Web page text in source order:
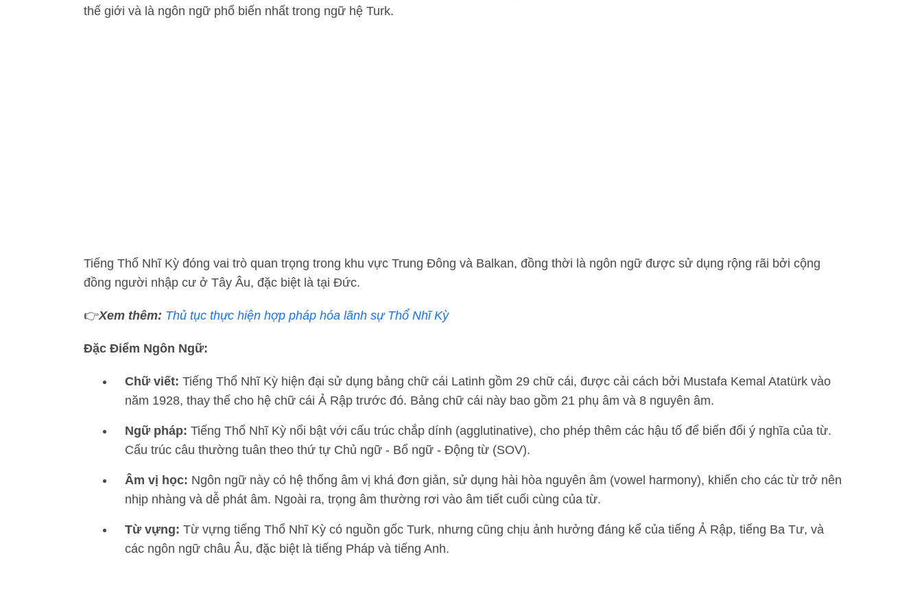
thế giới và là ngôn ngữ phổ biến nhất trong ngữ hệ Turk.
Tiếng Thổ Nhĩ Kỳ đóng vai trò quan trọng trong khu vực Trung Đông và Balkan, đồng thời là ngôn ngữ được sử dụng rộng rãi bởi cộng
đồng người nhập cư ở Tây Âu, đặc biệt là tại Đức.
👉Xem thêm: Thủ tục thực hiện hợp pháp hóa lãnh sự Thổ Nhĩ Kỳ
Đặc Điểm Ngôn Ngữ:
Chữ viết: Tiếng Thổ Nhĩ Kỳ hiện đại sử dụng bảng chữ cái Latinh gồm 29 chữ cái, được cải cách bởi Mustafa Kemal Atatürk vào
năm 1928, thay thế cho hệ chữ cái Ả Rập trước đó. Bảng chữ cái này bao gồm 21 phụ âm và 8 nguyên âm.
Ngữ pháp: Tiếng Thổ Nhĩ Kỳ nổi bật với cấu trúc chắp dính (agglutinative), cho phép thêm các hậu tố để biến đổi ý nghĩa của từ.
Cấu trúc câu thường tuân theo thứ tự Chủ ngữ - Bổ ngữ - Động từ (SOV).
Âm vị học: Ngôn ngữ này có hệ thống âm vị khá đơn giản, sử dụng hài hòa nguyên âm (vowel harmony), khiến cho các từ trở nên
nhịp nhàng và dễ phát âm. Ngoài ra, trọng âm thường rơi vào âm tiết cuối cùng của từ.
Từ vựng: Từ vựng tiếng Thổ Nhĩ Kỳ có nguồn gốc Turk, nhưng cũng chịu ảnh hưởng đáng kể của tiếng Ả Rập, tiếng Ba Tư, và
các ngôn ngữ châu Âu, đặc biệt là tiếng Pháp và tiếng Anh.